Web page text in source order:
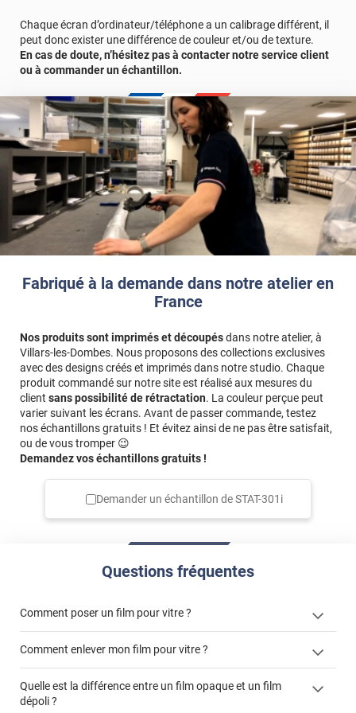
Fabriqué à la demande dans notre atelier en
France
Nos produits sont imprimés et découpésdans notre atelier, à
Villars-les-Dombes. Nous proposons des collections exclusives
avec des designs créés et imprimés dans notre studio. Chaque
produit commandé sur notre site est réalisé aux mesures du
client sans possibilité de rétractation. La couleur perçue peut
varier suivant les écrans. Avant de passer commande, testez
nos échantillons gratuits ! Et évitez ainsi de ne pas être satisfait,
ou de vous tromper 😉
Demandez vos échantillons gratuits !
Demander un échantillon deSTAT-301i
Questions fréquentes
Comment poser un film pour vitre ?
Comment enlever mon film pour vitre ?
Quelle est la différence entre un film opaque et un film
dépoli ?
*****
Il y a 270 jours
Simple a poser
Commentaire Luminis Films
sommes ravis que la pose se soit faite simplement et
que tout se soit bien passé. À bientôt pour un
nouveau projet déco ! Bonne journée, L'équipe Luminis
Films
*****
Il y a 311 jours
Perfecto, tal como quería.
Commentaire Luminis Films -01/10/2025
Hola Pilar, ¡Qué alegría leer una opinión tan simple
como efectiva! Nos alegra mucho saber que todo fue
“perfecto” para usted. Gracias por su confianza. Buen
*****
Il y a 375 jours
occultation fenêtre chambre pour masquer un vis à vis
*****
Il y a 416 jours
Hyper facile à appliquer en suivant bien les instructions.
Le top
*****
Il y a 447 jours
film est facile.
On avait avant un rideau devant la vitre de la porte. On a
gagné en luminosité.
très bien
Il y a 671 jours
Très bon produit avec une pose simple
*****
Il y a 710 jours
Poser pour une fenêtre de salle de bains : facile à poser et
Référence produit :STAT301i
Chaque écran d’ordinateur/téléphone a un calibrage différent, il
peut donc exister une différence de couleur et/ou de texture.
En cas de doute, n’hésitez pas à contacter notre service client
ou à commander un échantillon.